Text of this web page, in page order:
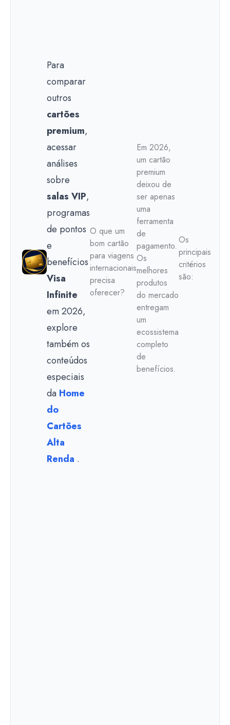
Para
comparar
outros
cartões
premium,
acessar
análises
sobre
salas VIP,
programas
de pontos
e
benefícios
Visa
Infinite
em 2026,
explore
também os
conteúdos
especiais
da Home
do
Cartões
Alta
Renda .
O que um
bom cartão
para viagens
internacionais
precisa
oferecer?
Em 2026,
um cartão
premium
deixou de
ser apenas
uma
ferramenta
de
pagamento.
Os
melhores
produtos
do mercado
entregam
um
ecossistema
completo
de
benefícios.
Os
principais
critérios
são: